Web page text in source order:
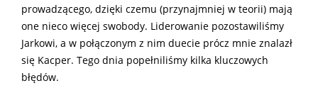
prowadzącego, dzięki czemu (przynajmniej w teorii) mają
one nieco więcej swobody. Liderowanie pozostawiliśmy
Jarkowi, a w połączonym z nim duecie prócz mnie znalazł
się Kacper. Tego dnia popełniliśmy kilka kluczowych
błędów.